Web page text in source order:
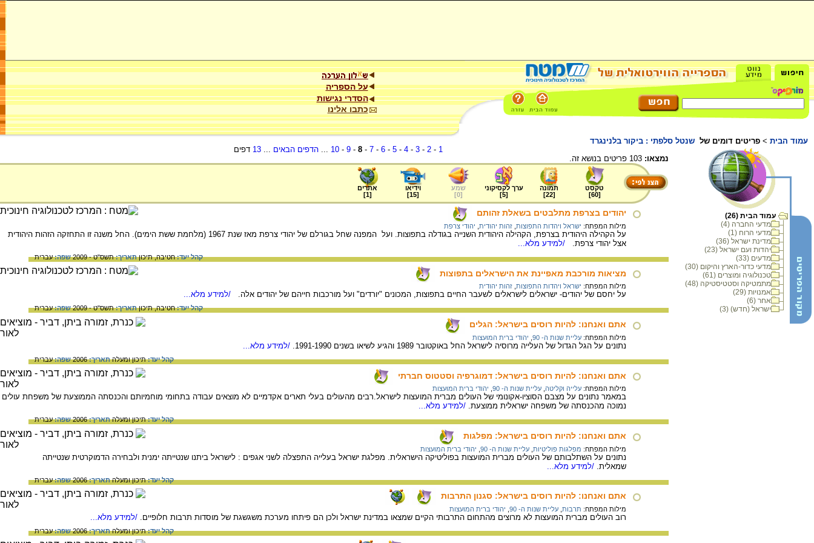
על הספריה
הסדרי נגישות
כתבו אלינו
עמוד הבית > פריטים דומים של שנטל סלפתי : ביקור בלנינגרד
עמוד הבית (26)
מדעי החברה (4)
מדעי הרוח (1)
מדינת ישראל (36)
יהדות ועם ישראל (23)
מדעים (33)
מדעי כדור-הארץ והיקום (30)
טכנולוגיה ומוצרים (61)
מתמטיקה וסטטיסטיקה (48)
אמנויות (29)
אחר (6)
ישראל (חדש) (3)
1
-
2
-
3
-
4
-
5
-
6
-
7
-
8
-
9
-
10
...הדפים הבאים ...
13 דפים
נמצאו:
טקסט
[
60
]
תמונה
[
22
]
ערך לקסיקוני
[
5
]
שמע
[
0
]
וידיאו
[
15
]
אתרים
[
1
]
יהודים בצרפת מתלבטים בשאלת זהותם
מילות המפתח: ישראל ויהדות התפוצות זהות יהודית יהודי צרפת
על הקהילה היהודית בצרפת, הקהילה היהודית השנייה בגודלה בתפוצות. ועל המפנה שחל בגורלם של יהודי צרפת מאז שנת 1967 (מלחמת ששת הימים). החל משנה זו התחזקה הזהות היהודית
אצל יהודי צרפת.
/למידע מלא...
קהל יעד:חטיבה,תיכוןתאריך:תשס"ט - 2009 שפה:עברית
מציאות מורכבת מאפיינת את הישראלים בתפוצות
מילות המפתח: ישראל ויהדות התפוצות זהות יהודית
על יחסם של יהודים- ישראלים לישראלים לשעבר החיים בתפוצות, המכונים "יורדים" ועל מורכבות חייהם של יהודים אלה. /למידע מלא...
קהל יעד:חטיבה,תיכוןתאריך:תשס"ט - 2009 שפה:עברית
אתם ואנחנו: להיות רוסים בישראל: הגלים
מילות המפתח: עליית שנות ה- 90 יהודי ברית המועצות
נתונים על הגל הגדול של העלייה מרוסיה לישראל החל באוקטובר 1989 והגיע לשיאו בשנים 1991-1990. /למידע מלא...
קהל יעד:תיכון ומעלהתאריך:2006 שפה:עברית
אתם ואנחנו: להיות רוסים בישראל: דמוגרפיה וסטטוס חברתי
מילות המפתח: עלייה וקליטה עליית שנות ה- 90 יהודי ברית המועצות
במאמר נתונים על מצבם הסוציו-אקונומי של העולים מברית המועצות לישראל.רבים מהעולים בעלי תארים אקדמיים לא מוצאים עבודה בתחומי מוחמיותם והכנסתה הממוצעת של משפחת עולים
נמוכה מהכנסתה של משפחה ישראלית ממוצעת. /למידע מלא...
קהל יעד:תיכון ומעלהתאריך:2006 שפה:עברית
אתם ואנחנו: להיות רוסים בישראל: מפלגות
מילות המפתח: מפלגות פוליטיות עליית שנות ה- 90 יהודי ברית המועצות
נתונים על השתלבותם של העולים מברית המועצות בפוליטיקה הישראלית. מפלגת ישראל בעלייה התפצלה לשני אגפים : לישראל ביתנו שנטייתה ימנית ולבחירה הדמוקרטית שנטייתה
שמאלית. /למידע מלא...
קהל יעד:תיכון ומעלהתאריך:2006 שפה:עברית
אתם ואנחנו: להיות רוסים בישראל: סגנון התרבות
מילות המפתח: תרבות עליית שנות ה- 90 יהודי ברית המועצות
רוב העולים מברית המועצות לא מרוצים מהתחום התרבותי הקיים שמצאו במדינת ישראל ולכן הם פיתחו מערכת משגשגת של מוסדות תרבות חלופיים. /למידע מלא...
קהל יעד:תיכון ומעלהתאריך:2006 שפה:עברית